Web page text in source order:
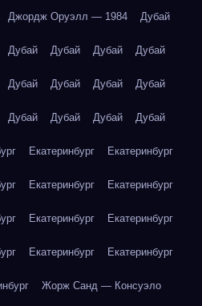
Джордж Оруэлл — 1984 Дубай
Дубай Дубай Дубай Дубай
Дубай Дубай Дубай Дубай
Дубай Дубай Дубай Дубай
Екатеринбург Екатеринбург
Екатеринбург Екатеринбург
Екатеринбург Екатеринбург
Екатеринбург Екатеринбург
Жорж Санд — Консуэло